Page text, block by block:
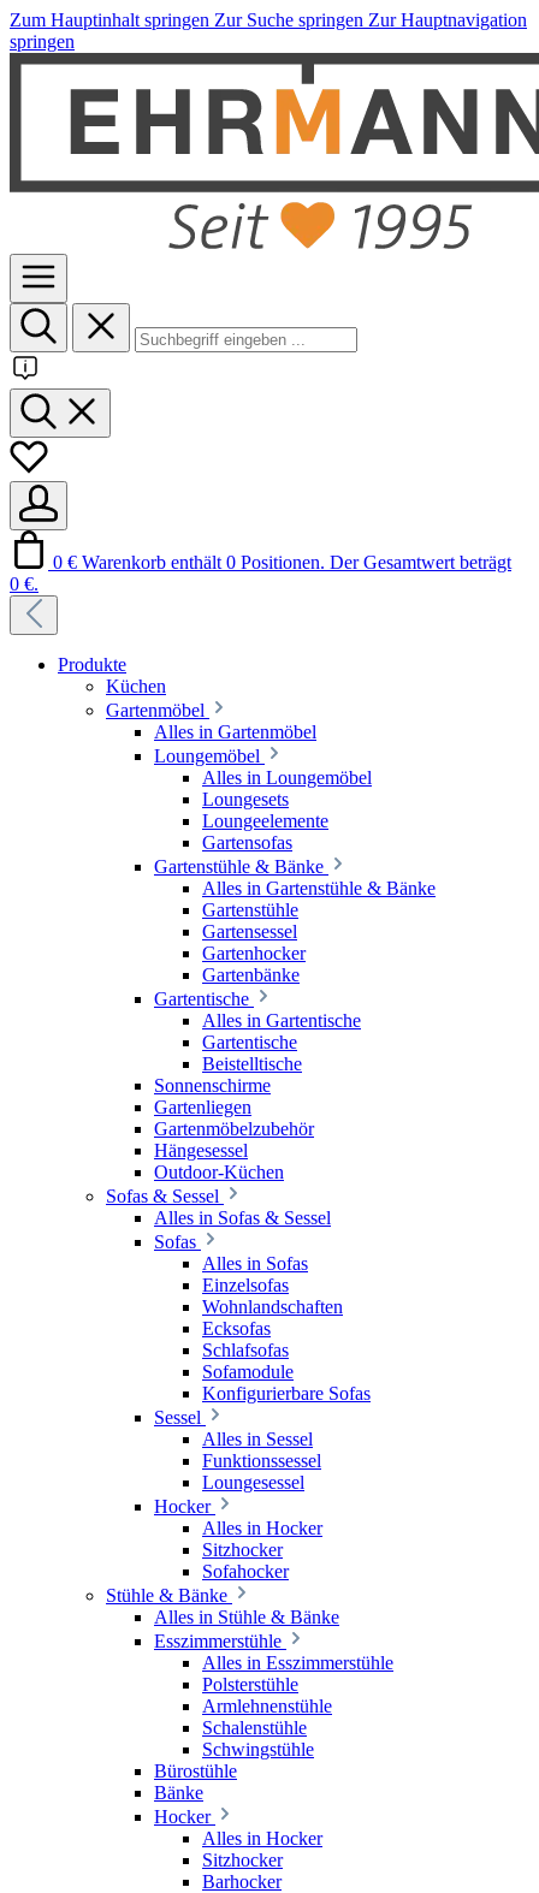
Zum Hauptinhalt springen Zur Suche springen Zur Hauptnavigation
springen
0 € Warenkorb enthält 0 Positionen. Der Gesamtwert beträgt
0 €.
Produkte
Küchen
Gartenmöbel
Alles in Gartenmöbel
Loungemöbel
Alles in Loungemöbel
Loungesets
Loungeelemente
Gartensofas
Gartenstühle & Bänke
Alles in Gartenstühle & Bänke
Gartenstühle
Gartensessel
Gartenhocker
Gartenbänke
Gartentische
Alles in Gartentische
Gartentische
Beistelltische
Sonnenschirme
Gartenliegen
Gartenmöbelzubehör
Hängesessel
Outdoor-Küchen
Sofas & Sessel
Alles in Sofas & Sessel
Sofas
Alles in Sofas
Einzelsofas
Wohnlandschaften
Ecksofas
Schlafsofas
Sofamodule
Konfigurierbare Sofas
Sessel
Alles in Sessel
Funktionssessel
Loungesessel
Hocker
Alles in Hocker
Sitzhocker
Sofahocker
Stühle & Bänke
Alles in Stühle & Bänke
Esszimmerstühle
Alles in Esszimmerstühle
Polsterstühle
Armlehnenstühle
Schalenstühle
Schwingstühle
Bürostühle
Bänke
Hocker
Alles in Hocker
Sitzhocker
Barhocker